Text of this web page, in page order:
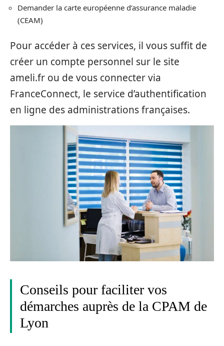
Demander la carte européenne d’assurance maladie
(CEAM)
Pour accéder à ces services, il vous suffit de
créer un compte personnel sur le site
ameli.fr ou de vous connecter via
FranceConnect, le service d’authentification
en ligne des administrations françaises.
Conseils pour faciliter vos
démarches auprès de la CPAM de
Lyon